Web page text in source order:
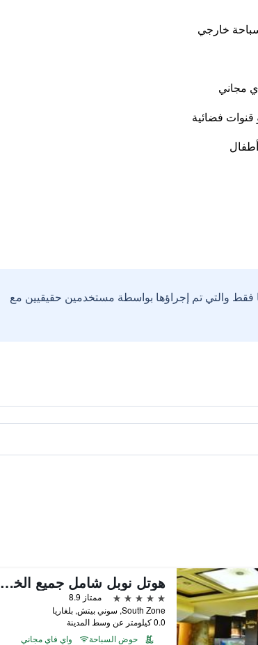
خارجي
مجاني
قنوات فضائية
والتي تم إجراؤها بواسطة مستخدمين حقيقيين مع
هوتل نوبل شامل جميع الخدمات
5 نجوم
ممتاز 8.9
South Zone, سوني بيتش, بلغاريا
0.0 كيلومتر عن وسط المدينة
حوض السباحة
واي فاي مجاني